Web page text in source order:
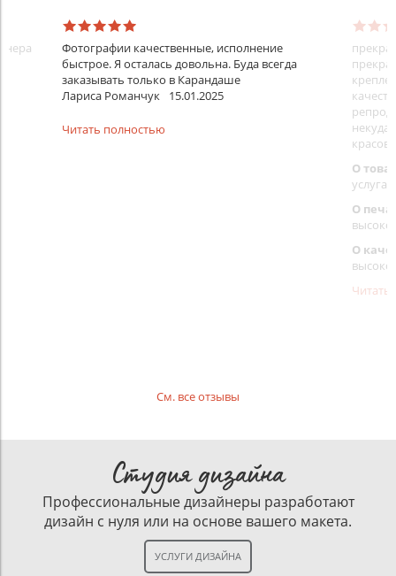
Фотографии качественные, исполнение
быстрое. Я осталась довольна. Буда всегда
заказывать только в Карандаше
Лариса Романчук
15.01.2025
Читать полностью
О
услуга
О
О
Читать
См. все отзывы
Студия дизайна
Профессиональные дизайнеры разработают
дизайн с нуля или на основе вашего макета.